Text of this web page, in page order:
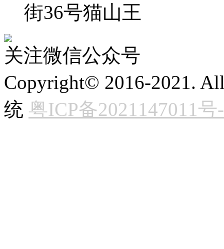
街36号猫山王
关注微信公众号
Copyright© 2016-2021.
统 粤ICP备2021147011号